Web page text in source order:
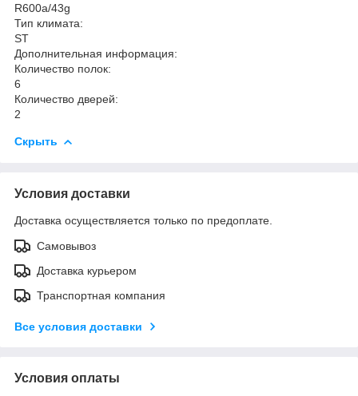
R600a/43g
Тип климата:
ST
Дополнительная информация:
Количество полок:
6
Количество дверей:
2
Скрыть
Условия доставки
Доставка осуществляется только по предоплате.
Самовывоз
Доставка курьером
Транспортная компания
Все условия доставки
Условия оплаты